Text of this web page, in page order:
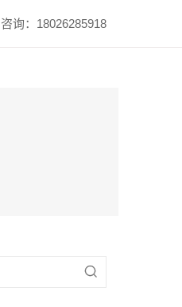
咨询：18026285918
